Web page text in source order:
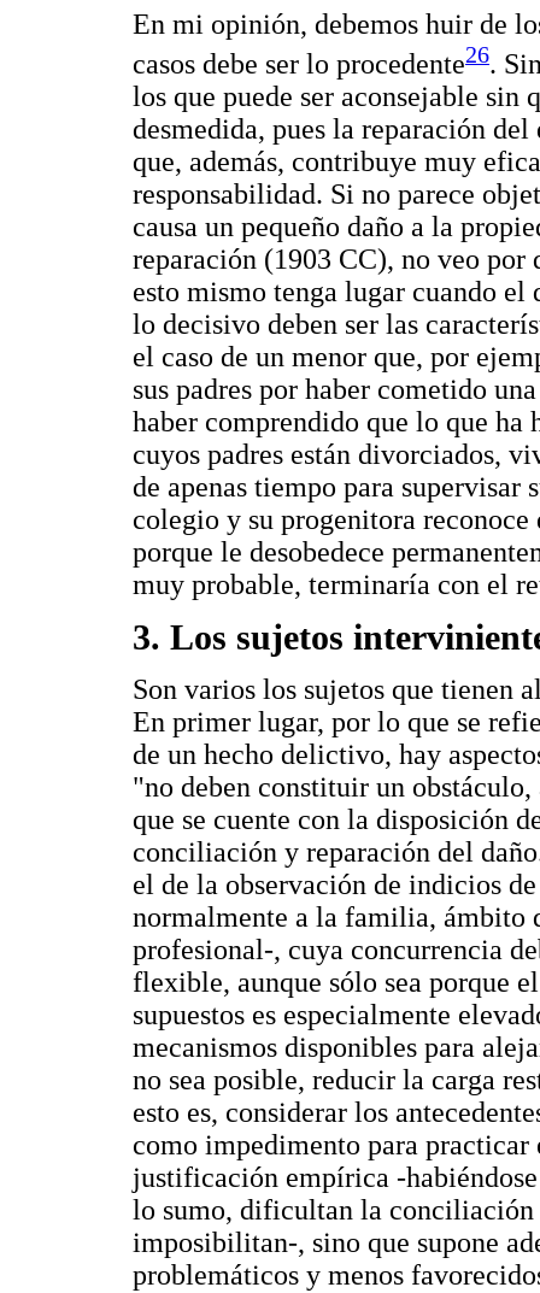
En mi opinión, debemos huir de
casos debe ser lo procedente26.
los que puede ser aconsejable sin
desmedida, pues la reparación
que, además, contribuye muy
responsabilidad. Si no parece
causa un pequeño daño a la
reparación (1903 CC), no veo por
esto mismo tenga lugar cuando
lo decisivo deben ser las
el caso de un menor que, por
sus padres por haber cometido
haber comprendido que lo que ha
cuyos padres están divorciados,
de apenas tiempo para
colegio y su progenitora
porque le desobedece
muy probable, terminaría con el
3. Los sujetos
Son varios los sujetos que tienen
En primer lugar, por lo que se
de un hecho delictivo, hay
"no deben constituir un
que se cuente con la disposición
conciliación y reparación del
el de la observación de indicios
normalmente a la familia, ámbito
profesional-, cuya concurrencia
flexible, aunque sólo sea porque
supuestos es especialmente
mecanismos disponibles para
no sea posible, reducir la carga
esto es, considerar los
como impedimento para practicar
justificación empírica -
lo sumo, dificultan la
imposibilitan-, sino que supone
problemáticos y menos